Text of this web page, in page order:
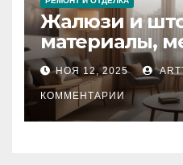
Жалюзи и
материалы,
управления и
НОЯ 12, 2025
КОММЕНТАРИИ